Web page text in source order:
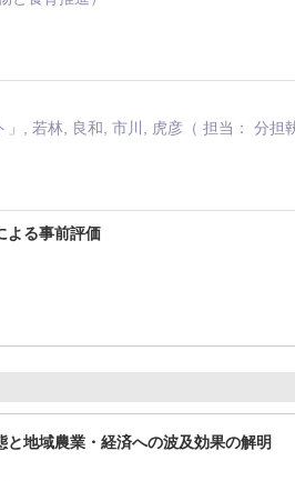
, 若林, 良和, 市川, 虎彦（ 担当： 分担
よる事前評価
地域農業・経済への波及効果の解明